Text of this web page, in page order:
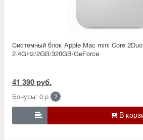
Системный блок Apple Mac mini Core 2Duo
2.4GHz/2GB/320GB/GeForce
41 390 руб.
Бонусы: 0 р. ?
